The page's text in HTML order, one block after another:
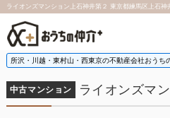
所沢・川越・東村山・西東京の不動産会社おうち
中古マンション ライオンズマ